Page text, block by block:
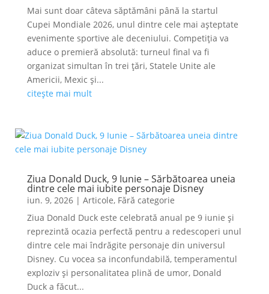
Mai sunt doar câteva săptămâni până la startul
Cupei Mondiale 2026, unul dintre cele mai așteptate
evenimente sportive ale deceniului. Competiția va
aduce o premieră absolută: turneul final va fi
organizat simultan în trei țări, Statele Unite ale
Americii, Mexic și...
citește mai mult
Ziua Donald Duck, 9 Iunie – Sărbătoarea uneia
dintre cele mai iubite personaje Disney
iun. 9, 2026| Articole, Fără categorie
Ziua Donald Duck este celebrată anual pe 9 iunie și
reprezintă ocazia perfectă pentru a redescoperi unul
dintre cele mai îndrăgite personaje din universul
Disney. Cu vocea sa inconfundabilă, temperamentul
exploziv și personalitatea plină de umor, Donald
Duck a făcut...